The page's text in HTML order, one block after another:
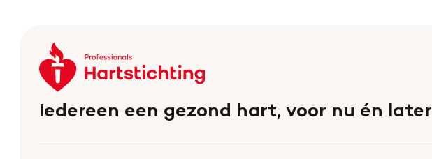
Keer
terug
naar
de
Iedereen een gezond hart, voor nu én later